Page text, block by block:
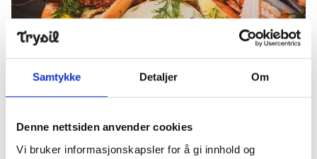
Samtykke Detaljer Om
Denne nettsiden anvender cookies
Vi bruker informasjonskapsler for å gi innhold og
Knettsetra Unik byr på spennende smaksopplevelser
Unik den 24. januar.